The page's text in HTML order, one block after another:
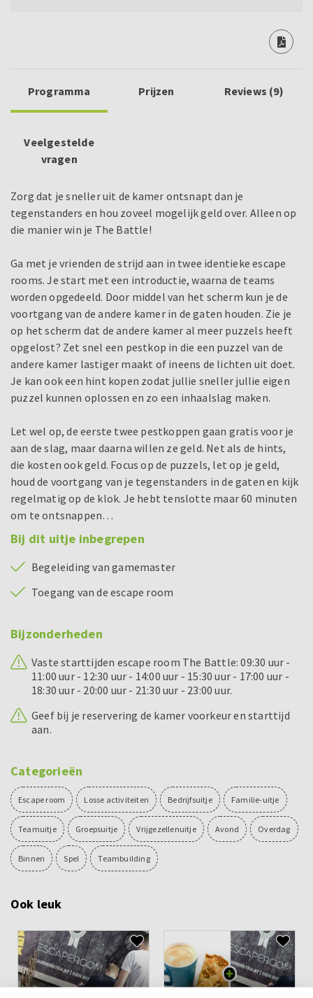
Programma Prijzen Reviews (9)
Veelgestelde
vragen
Zorg dat je sneller uit de kamer ontsnapt dan je
tegenstanders en hou zoveel mogelijk geld over. Alleen op
die manier win je The Battle!
Ga met je vrienden de strijd aan in twee identieke escape
rooms. Je start met een introductie, waarna de teams
worden opgedeeld. Door middel van het scherm kun je de
voortgang van de andere kamer in de gaten houden. Zie je
op het scherm dat de andere kamer al meer puzzels heeft
opgelost? Zet snel een pestkop in die een puzzel van de
andere kamer lastiger maakt of ineens de lichten uit doet.
Je kan ook een hint kopen zodat jullie sneller jullie eigen
puzzel kunnen oplossen en zo een inhaalslag maken.
Let wel op, de eerste twee pestkoppen gaan gratis voor je
aan de slag, maar daarna willen ze geld. Net als de hints,
die kosten ook geld. Focus op de puzzels, let op je geld,
houd de voortgang van je tegenstanders in de gaten en kijk
regelmatig op de klok. Je hebt tenslotte maar 60 minuten
om te ontsnappen…
Bij dit uitje inbegrepen
Begeleiding van gamemaster
Toegang van de escape room
Bijzonderheden
Vaste starttijden escape room The Battle: 09:30 uur -
11:00 uur - 12:30 uur - 14:00 uur - 15:30 uur - 17:00 uur -
18:30 uur - 20:00 uur - 21:30 uur - 23:00 uur.
Geef bij je reservering de kamer voorkeur en starttijd
aan.
Categorieën
Escape room Losse activiteiten Bedrijfsuitje Familie-uitje
Teamuitje Groepsuitje Vrijgezellenuitje Avond Overdag
Binnen Spel Teambuilding
Ook leuk